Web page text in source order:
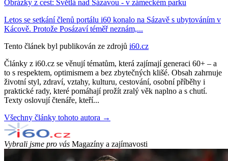
Obrázky z cest: Světlá nad Sázavou - v zámeckém parku
Letos se setkání členů portálu i60 konalo na Sázavě s ubytováním v
Kácově. Protože Posázaví téměř neznám,...
Tento článek byl publikován ze zdrojů i60.cz
Články z i60.cz se věnují tématům, která zajímají generaci 60+ – a
to s respektem, optimismem a bez zbytečných klišé. Obsah zahrnuje
životní styl, zdraví, vztahy, kulturu, cestování, osobní příběhy i
praktické rady, které pomáhají prožít zralý věk naplno a s chutí.
Texty oslovují čtenáře, kteří...
Všechny články tohoto autora →
Vybrali jsme pro vás Magazíny a zajímavosti